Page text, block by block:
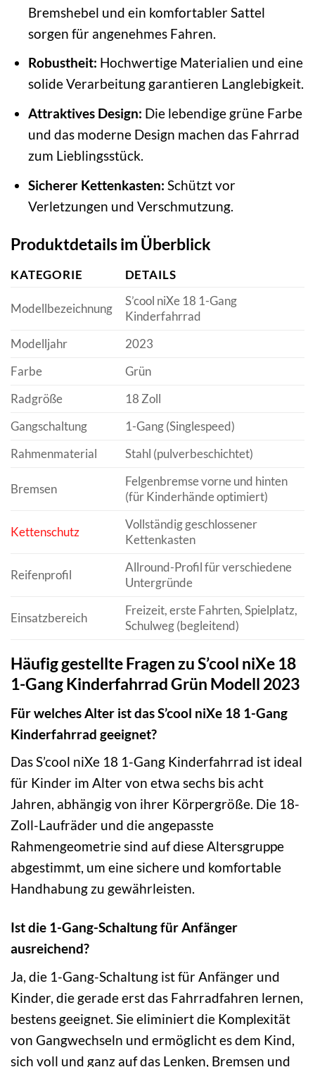
Bremshebel und ein komfortabler Sattel
sorgen für angenehmes Fahren.
Robustheit: Hochwertige Materialien und eine
solide Verarbeitung garantieren Langlebigkeit.
Attraktives Design: Die lebendige grüne Farbe
und das moderne Design machen das Fahrrad
zum Lieblingsstück.
Sicherer Kettenkasten: Schützt vor
Verletzungen und Verschmutzung.
Produktdetails im Überblick
KATEGORIE DETAILS
Modellbezeichnung
S’cool niXe 18 1-Gang
Kinderfahrrad
Modelljahr
2023
Farbe
Grün
Radgröße
18 Zoll
Gangschaltung
1-Gang (Singlespeed)
Rahmenmaterial
Stahl (pulverbeschichtet)
Bremsen
Felgenbremse vorne und hinten
(für Kinderhände optimiert)
Kettenschutz
Vollständig geschlossener
Kettenkasten
Reifenprofil
Allround-Profil für verschiedene
Untergründe
Einsatzbereich
Freizeit, erste Fahrten, Spielplatz,
Schulweg (begleitend)
Häufig gestellte Fragen zu S’cool niXe 18
1-Gang Kinderfahrrad Grün Modell 2023
Für welches Alter ist das S’cool niXe 18 1-Gang
Kinderfahrrad geeignet?
Das S’cool niXe 18 1-Gang Kinderfahrrad ist ideal
für Kinder im Alter von etwa sechs bis acht
Jahren, abhängig von ihrer Körpergröße. Die 18-
Zoll-Laufräder und die angepasste
Rahmengeometrie sind auf diese Altersgruppe
abgestimmt, um eine sichere und komfortable
Handhabung zu gewährleisten.
Ist die 1-Gang-Schaltung für Anfänger
ausreichend?
Ja, die 1-Gang-Schaltung ist für Anfänger und
Kinder, die gerade erst das Fahrradfahren lernen,
bestens geeignet. Sie eliminiert die Komplexität
von Gangwechseln und ermöglicht es dem Kind,
sich voll und ganz auf das Lenken, Bremsen und